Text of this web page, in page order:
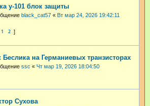
у-101 блок защиты
black_cat57 « Вт мар 24, 2026 19:42:11
1 2
на Германиевых транзисторах
ssc « Чт мар 19, 2026 18:04:50
Сухова